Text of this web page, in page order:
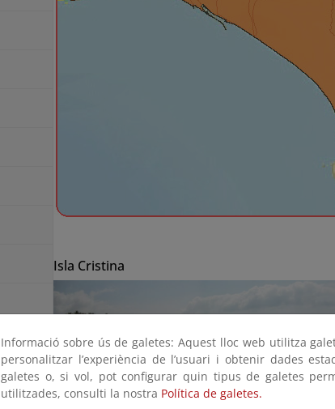
Isla Cristina
Informació sobre ús de galetes: Aquest lloc web utilitza
personalitzar l’experiència de l’usuari i obtenir dades
galetes o, si vol, pot configurar quin tipus de galetes
utilitzades, consulti la nostra Política de galetes.